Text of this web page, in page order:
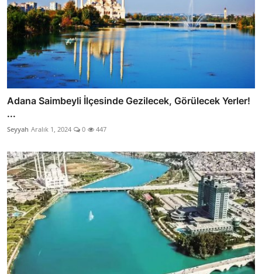
Adana Saimbeyli İlçesinde Gezilecek, Görülecek Yerler!
...
Seyyah Aralık 1, 2024 0 447